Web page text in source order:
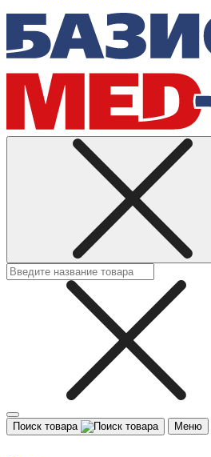
Поиск товара Меню